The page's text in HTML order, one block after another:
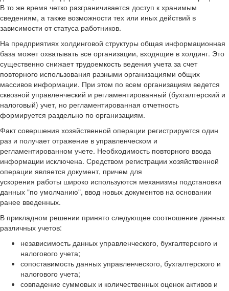
В то же время четко разграничивается доступ к хранимым
сведениям, а также возможности тех или иных действий в
зависимости от статуса работников.
На предприятиях холдинговой структуры общая информационная
база может охватывать все организации, входящие в холдинг. Это
существенно снижает трудоемкость ведения учета за счет
повторного использования разными организациями общих
массивов информации. При этом по всем организациям ведется
сквозной управленческий и регламентированный (бухгалтерский и
налоговый) учет, но регламентированная отчетность
формируется раздельно по организациям.
Факт совершения хозяйственной операции регистрируется один
раз и получает отражение в управленческом и
регламентированном учете. Необходимость повторного ввода
информации исключена. Средством регистрации хозяйственной
операции является документ, причем для
ускорения работы широко используются механизмы подстановки
данных "по умолчанию", ввод новых документов на основании
ранее введенных.
В прикладном решении принято следующее соотношение данных
различных учетов:
независимость данных управленческого, бухгалтерского и
налогового учета;
сопоставимость данных управленческого, бухгалтерского и
налогового учета;
совпадение суммовых и количественных оценок активов и